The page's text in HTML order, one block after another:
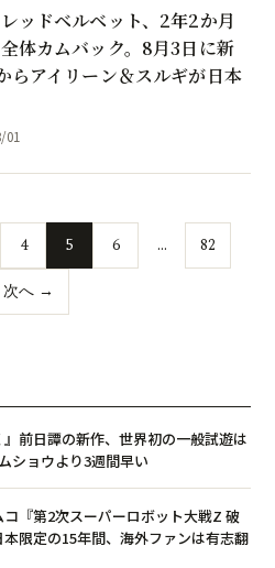
レッドベルベット、2年2か月
体カムバック。8月3日に新
らアイリーン＆スルギが日本
01
4 5 6 …
82
次へ →
』前日譚の新作、世界初の一般試遊は
ショウより3週間早い
コ『第2次スーパーロボット大戦Z 破
限定の15年間、海外ファンは有志翻